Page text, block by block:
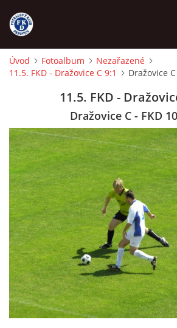
ÚVOD
FKD A
FKD B
STARŠÍ DOROST
STARŠÍ ŽÁCI
MLADŠÍ ŽÁCI
Úvod Fotoalbum
Nezařazené
11.5. FKD - Dražovice C 9:1
Dražovice
11.5. FKD -
Dražovice C - FKD